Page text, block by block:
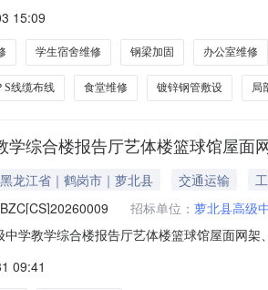
钢管敷设，NH？RV？S耐火线缆布线，更换
有进场防水材料、钢
15:09
学生宿舍维修 钢梁加固 办公室维修
S线缆布线 食堂维修 镀锌钢管敷设 局
学综合楼报告厅艺体楼篮球馆屋面
黑龙江省｜鹤岗市｜萝北县 交通运输
招标单位： 萝北县高级
中学教学综合楼报告厅艺体楼篮球馆屋面网
项目名称：教学综合楼报
09:41